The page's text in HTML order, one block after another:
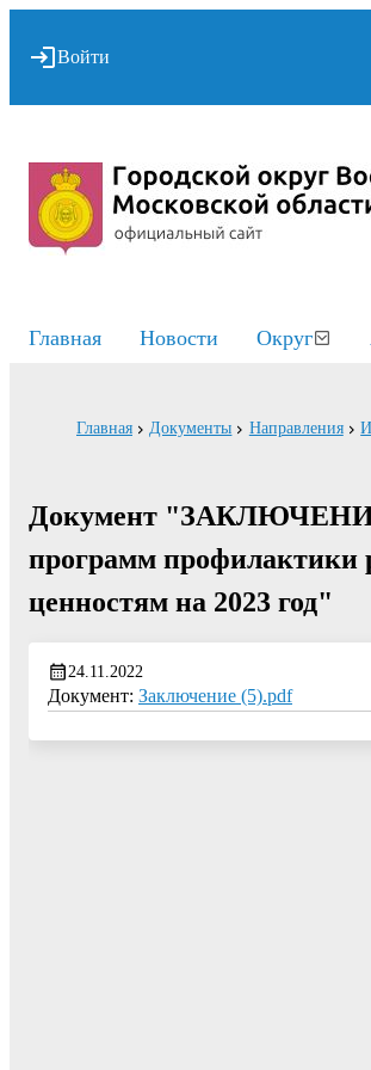
Войти
Главная Новости Округ
Главная Документы Направления
Документ "ЗАКЛЮЧЕНИЕ
программ профилактики
ценностям на 2023 год"
24.11.2022
Документ: Заключение (5).pdf